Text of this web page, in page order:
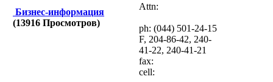
Бизнес-информация
(13916 Просмотров)
Attn:
ph: (044) 501-24-15
F, 204-86-42, 240-
41-22, 240-41-21
fax:
cell: